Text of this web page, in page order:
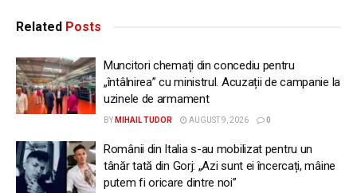
Related Posts
Muncitori chemați din concediu pentru
„întâlnirea” cu ministrul. Acuzații de campanie la
uzinele de armament
BY MIHAIL TUDOR AUGUST 9, 2026 0
Românii din Italia s-au mobilizat pentru un
tânăr tată din Gorj: „Azi sunt ei încercați, mâine
putem fi oricare dintre noi”